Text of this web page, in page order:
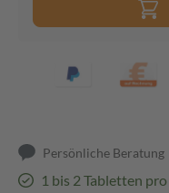
Persönliche Beratung
1 bis 2 Tabletten pro